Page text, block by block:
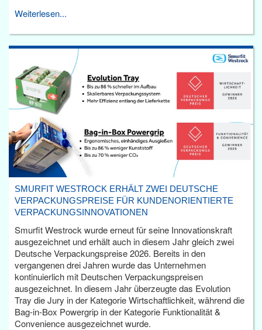
Weiterlesen...
SMURFIT WESTROCK ERHÄLT ZWEI DEUTSCHE
VERPACKUNGSPREISE FÜR KUNDENORIENTIERTE
VERPACKUNGSINNOVATIONEN
Smurfit Westrock wurde erneut für seine Innovationskraft
ausgezeichnet und erhält auch in diesem Jahr gleich zwei
Deutsche Verpackungspreise 2026. Bereits in den
vergangenen drei Jahren wurde das Unternehmen
kontinuierlich mit Deutschen Verpackungspreisen
ausgezeichnet. In diesem Jahr überzeugte das Evolution
Tray die Jury in der Kategorie Wirtschaftlichkeit, während die
Bag-in-Box Powergrip in der Kategorie Funktionalität &
Convenience ausgezeichnet wurde.